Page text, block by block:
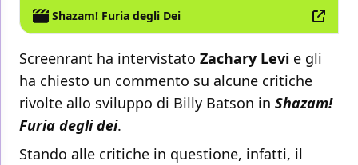
Shazam! Furia degli Dei
Screenrant ha intervistato Zachary Levi e gli
ha chiesto un commento su alcune critiche
rivolte allo sviluppo di Billy Batson in Shazam!
Furia degli dei.
Stando alle critiche in questione, infatti, il